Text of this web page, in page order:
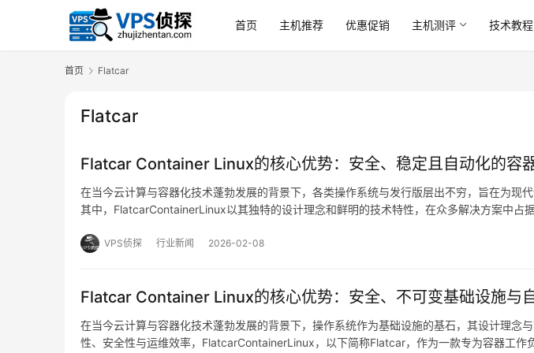
首页 主机推荐 优惠促销 主机测评 技术教程
首页 Flatcar
Flatcar
Flatcar Container Linux的核心优势：安全、稳定且自动化的容
在当今云计算与容器化技术蓬勃发展的背景下，各类操作系统与发行版层出不穷，旨在为现
其中，FlatcarContainerLinux以其独特的设计理念和鲜明的技术特性，在众多解决方案中占
VPS侦探 行业新闻 2026-02-08
Flatcar Container Linux的核心优势：安全、不可变基础设施与
在当今云计算与容器化技术蓬勃发展的背景下，操作系统作为基础设施的基石，其设计理念
性、安全性与运维效率，FlatcarContainerLinux，以下简称Flatcar，作为一款专为容器工作